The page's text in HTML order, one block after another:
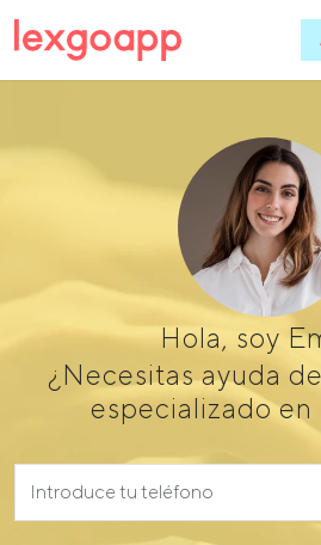
Hola, soy
¿Necesitas ayuda
especializado en